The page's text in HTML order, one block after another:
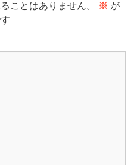
ことはありません。 ※ が